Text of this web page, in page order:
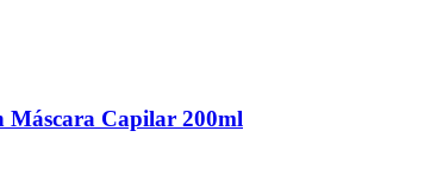
Máscara Capilar 200ml